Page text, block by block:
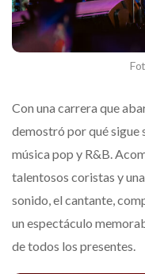
Con una carrera que
demostró por qué sigue
música pop y R&B.
talentosos coristas y
sonido, el cantante,
un espectáculo
de todos los presentes.